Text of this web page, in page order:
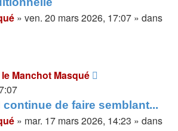
» ven. 20 mars 2026, 17:07 » dans
le Manchot Masqué
continue de faire semblant...
» mar. 17 mars 2026, 14:23 » dans